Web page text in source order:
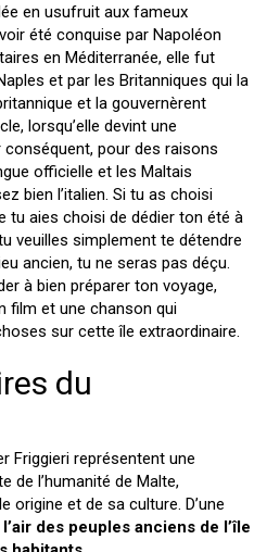
en usufruit aux fameux
été conquise par Napoléon
en Méditerranée, elle fut
et par les Britanniques qui la
et la gouvernèrent
lorsqu’elle devint une
conséquent, pour des raisons
officielle et les Maltais
bien l’italien. Si tu as choisi
tu aies choisi de dédier ton été à
veuilles simplement te détendre
ancien, tu ne seras pas déçu.
à bien préparer ton voyage,
film et une chanson qui
sur cette île extraordinaire.
du
Friggieri représentent une
de l’humanité de Malte,
origine et de sa culture. D’une
des peuples anciens de l’île